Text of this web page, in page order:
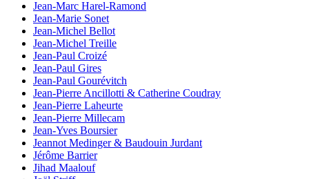
Jean-Marc Harel-Ramond
Jean-Marie Sonet
Jean-Michel Bellot
Jean-Michel Treille
Jean-Paul Croizé
Jean-Paul Gires
Jean-Paul Gourévitch
Jean-Pierre Ancillotti & Catherine Coudray
Jean-Pierre Laheurte
Jean-Pierre Millecam
Jean-Yves Boursier
Jeannot Medinger & Baudouin Jurdant
Jérôme Barrier
Jihad Maalouf